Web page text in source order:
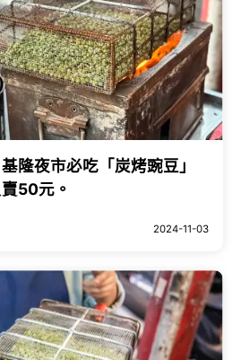
隆夜市必吃「炭烤豌豆」
50元。
2024-11-03